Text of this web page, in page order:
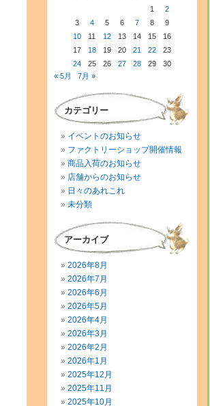
1
2
3
4 5 6 7 8
9
10
11 12 13 14 15
16
17
18 19 20 21 22
23
24
25 26 27 28 29
30
« 5月
7月 »
カテゴリー
イベントのお知らせ
ファクトリーショップ開催情報
商品入荷のお知らせ
店舗からのお知らせ
日々のあれこれ
未分類
アーカイブ
2026年8月
2026年7月
2026年6月
2026年5月
2026年4月
2026年3月
2026年2月
2026年1月
2025年12月
2025年11月
2025年10月